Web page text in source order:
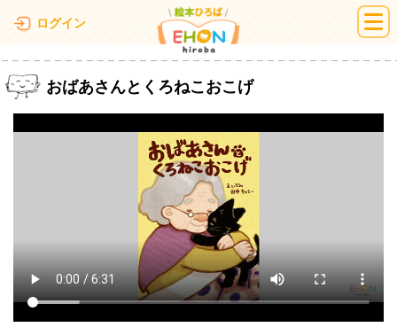
ログイン 絵本ひろば
おばあさんとくろねこおこげ